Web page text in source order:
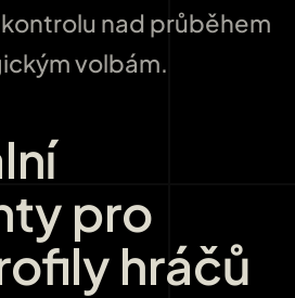
nad průběhem
volbám.
pro
hráčů